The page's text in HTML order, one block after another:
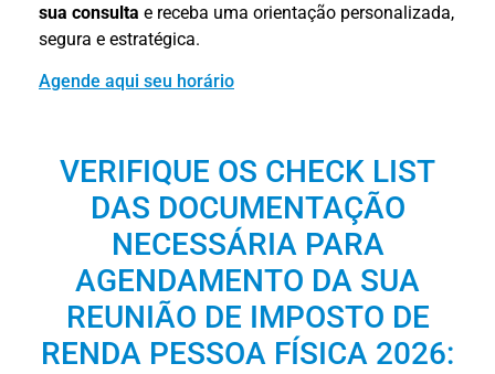
sua consulta e receba uma orientação personalizada,
segura e estratégica.
Agende aqui seu horário
VERIFIQUE OS CHECK LIST
DAS DOCUMENTAÇÃO
NECESSÁRIA PARA
AGENDAMENTO DA SUA
REUNIÃO DE IMPOSTO DE
RENDA PESSOA FÍSICA 2026: